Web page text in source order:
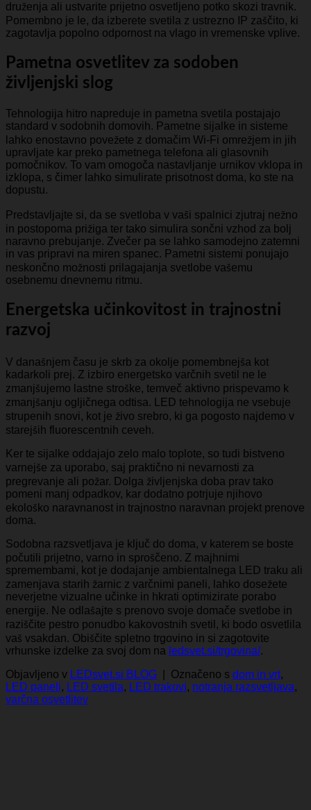
druženja ali ustvarite prijetno osvetljeno potko skozi travnik.
Pomembno je le, da izberete svetila z ustrezno IP zaščito, ki
zagotavlja popolno odpornost na vlago in vremenske vplive.
Pametna osvetlitev za sodoben
življenjski slog
Tehnologija hitro napreduje in pametna svetila postajajo
standard v sodobnih domovih. Pametne sijalke in sisteme
lahko enostavno povežete z domačim Wi-Fi omrežjem in jih
upravljate kar preko pametnega telefona ali glasovnih
pomočnikov. To vam omogoča nastavljanje urnikov vklopa in
izklopa, s čimer lahko simulirate prisotnost doma, ko ste na
dopustu.
Predstavljajte si, da se svetloba v vaši spalnici zjutraj nežno
in postopoma prižiga ter tako simulira sončni vzhod za bolj
naravno prebujanje. Zvečer pa se lahko samodejno zatemni
in vas pripravi na miren spanec. Pametni sistemi ponujajo
neskončno možnosti prilagajanja svetlobe vašemu
osebnemu dnevnemu ritmu.
Energetska učinkovitost in trajnostni
razvoj
V današnjem času je skrb za okolje pomembnejša kot
kadarkoli prej. Z izbiro energetsko varčnih svetil ne le
zmanjšujemo lastne stroške, temveč aktivno prispevamo k
zmanjšanju ogljičnega odtisa. LED tehnologija ne vsebuje
strupenih snovi, kot je živo srebro, ki ga pogosto najdemo v
starejših fluorescentnih ceveh.
Ker te sijalke oddajajo zelo malo toplote, so tudi bistveno
varnejše za uporabo, saj praktično ni nevarnosti za
pregrevanje ali požar. Dolga življenjska doba prav tako
pomeni manj odpadkov, kar dodatno potrjuje njihovo
ekološko naravnanost in trajnostno naravnan projekt prenove
doma.
Sodobna razsvetljava je ključ do doma, v katerem se boste
počutili prijetno, varno in sproščeno. Z majhnimi
spremembami, kot je dodajanje ambientalnega LED traku ali
zamenjava starih žarnic z varčnimi paneli, lahko dosežete
neverjetne vizualne učinke in hkrati optimizirate porabo
energije. Ne odlašajte s prenovo svoje domače svetlobe in
raziščite pestro ponudbo kakovostnih svetil, ki bodo osvetlila
vaš vsakdan. Obiščite spletno trgovino in si zagotovite
vrhunske izdelke za svoj dom na ledsvet.si/trgovina/.
Objavljeno v LEDsvet.si BLOG Označeno s dom in vrt,
LED paneli, LED svetila, LED trakovi, notranja razsvetljava,
varčna osvetlitev